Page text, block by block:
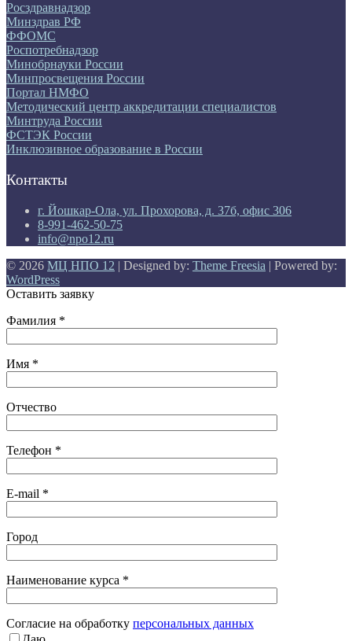
Росздравнадзор
Минздрав РФ
ФФОМС
Роспотребнадзор
Минобрнауки России
Минпросвещения России
Портал НМФО
Методический центр аккредитации специалистов
Минтруда России
ФСТЭК России
Инклюзивное образование в России
Контакты
г. Йошкар-Ола, ул. Прохорова, д. 37б, офис 306
8-991-462-50-75
info@npo12.ru
© 2026 МЦ НПО 12 | Designed by: Theme Freesia | Powered by:
WordPress
Оставить заявку
Фамилия *
Имя *
Отчество
Телефон *
E-mail *
Город
Наименование курса *
Cогласие на обработку персональных данных